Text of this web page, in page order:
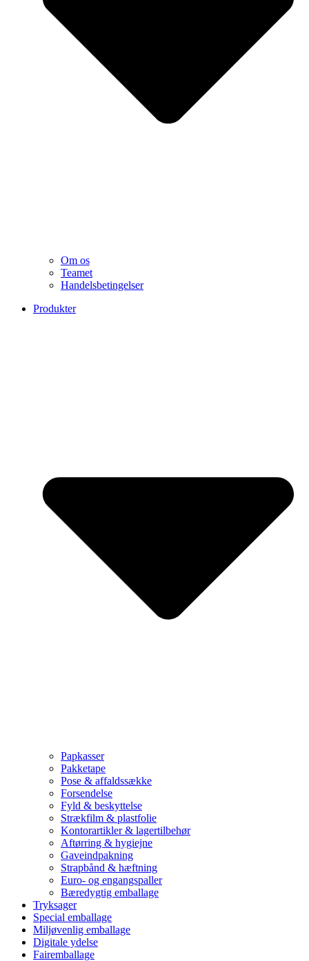
Om os
Teamet
Handelsbetingelser
Produkter
Papkasser
Pakketape
Pose & affaldssække
Forsendelse
Fyld & beskyttelse
Strækfilm & plastfolie
Kontorartikler & lagertilbehør
Aftørring & hygiejne
Gaveindpakning
Strapbånd & hæftning
Euro- og engangspaller
Bæredygtig emballage
Tryksager
Special emballage
Miljøvenlig emballage
Digitale ydelse
Fairemballage